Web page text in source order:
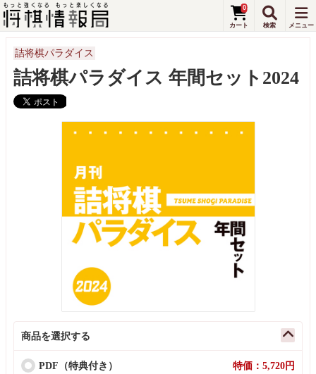
0
詰将棋パラダイス
詰将棋パラダイス 年間セット2024
商品を選択する
PDF（特典付き）
特価：5,720円